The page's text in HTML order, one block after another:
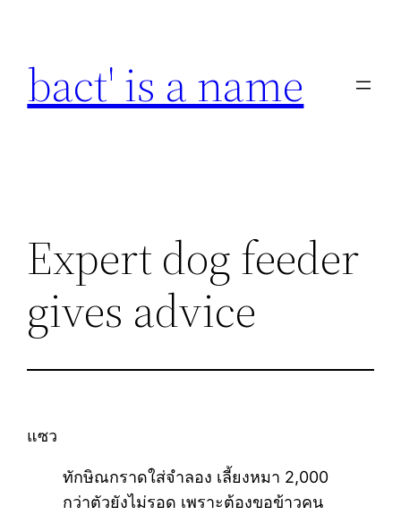
content
bact' is a name
Expert dog feeder
gives advice
แซว
ทักษิณกราดใส่จำลอง เลี้ยงหมา 2,000
กว่าตัวยังไม่รอด เพราะต้องขอข้าวคน